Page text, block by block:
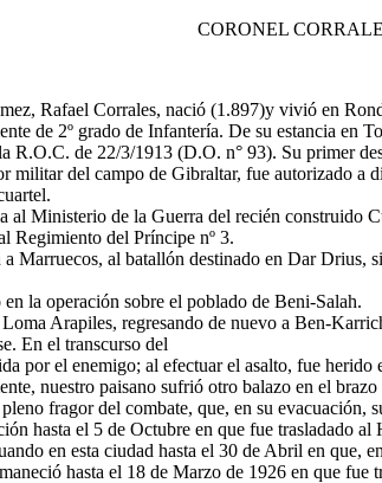
CORONEL
Rafael Corrales, nació (1.897)y vivió en
de 2º grado de Infantería. De su estancia en
R.O.C. de 22/3/1913 (D.O. n° 93). Su primer
del campo de Gibraltar, fue autorizado a
al Ministerio de la Guerra del recién construido
Regimiento del Príncipe nº 3.
Marruecos, al batallón destinado en Dar Drius,
la operación sobre el poblado de Beni-Salah.
Arapiles, regresando de nuevo a Ben-
En el transcurso del
por el enemigo; al efectuar el asalto, fue
nuestro paisano sufrió otro balazo en el
fragor del combate, que, en su
hasta el 5 de Octubre en que fue
en esta ciudad hasta el 30 de Abril en
hasta el 18 de Marzo de 1926 en que